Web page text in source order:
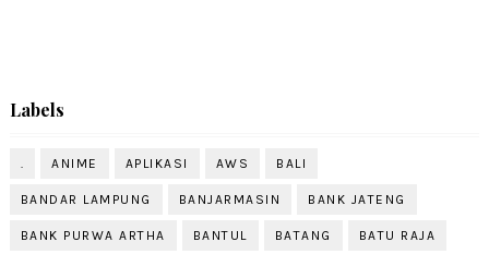
Labels
ANIME APLIKASI AWS BALI
BANDAR LAMPUNG BANJARMASIN BANK JATENG
BANK PURWA ARTHA BANTUL BATANG BATU RAJA